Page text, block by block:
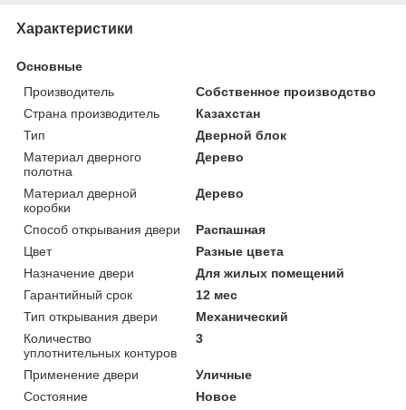
Характеристики
Основные
Производитель
Собственное производство
Страна производитель
Казахстан
Тип
Дверной блок
Материал дверного
полотна
Дерево
Материал дверной
коробки
Дерево
Способ открывания двери
Распашная
Цвет
Разные цвета
Назначение двери
Для жилых помещений
Гарантийный срок
12 мес
Тип открывания двери
Механический
Количество
уплотнительных контуров
3
Применение двери
Уличные
Состояние
Новое